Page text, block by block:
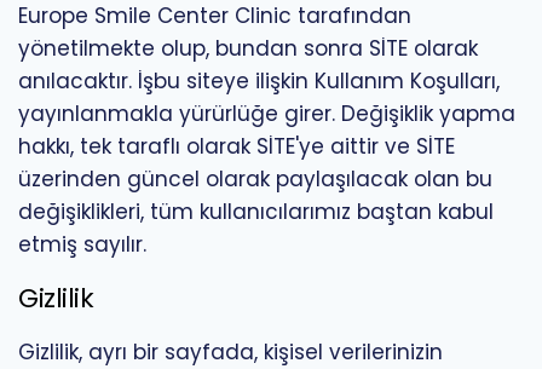
Europe Smile Center Clinic tarafından
yönetilmekte olup, bundan sonra SİTE olarak
anılacaktır. İşbu siteye ilişkin Kullanım Koşulları,
yayınlanmakla yürürlüğe girer. Değişiklik yapma
hakkı, tek taraflı olarak SİTE'ye aittir ve SİTE
üzerinden güncel olarak paylaşılacak olan bu
değişiklikleri, tüm kullanıcılarımız baştan kabul
etmiş sayılır.
Gizlilik
Gizlilik, ayrı bir sayfada, kişisel verilerinizin